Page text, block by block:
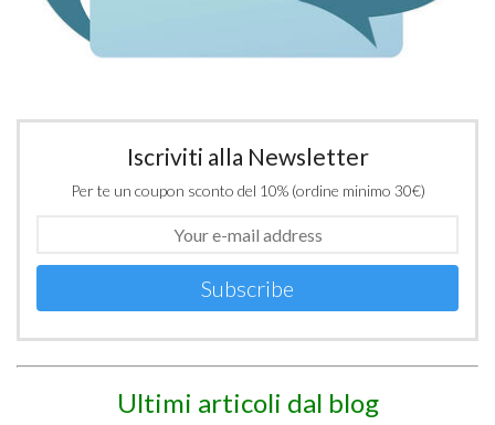
Iscriviti alla Newsletter
Per te un coupon sconto del 10% (ordine minimo 30€)
Subscribe
Ultimi articoli dal blog